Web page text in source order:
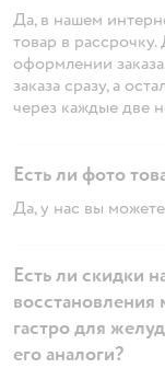
Да, в нашем
товар в
оформлении
заказа сразу, а
через каждые две
Есть ли фото
Да, у нас вы
Есть ли скидки
гастро для
его аналоги?